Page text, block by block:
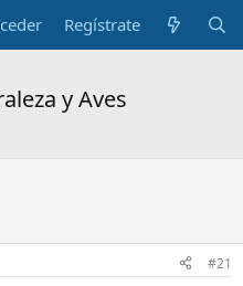
Regístrate
y Aves
#21